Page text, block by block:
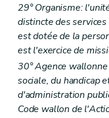
29° Organisme:
distincte des
est dotée de la
est l'exercice de
30° Agence
sociale, du handicap
d'administration
Code wallon de